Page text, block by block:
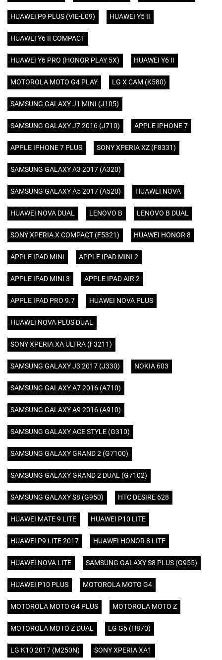
HUAWEI P9 PLUS (VIE-L09) HUAWEI Y5 II
HUAWEI Y6 II COMPACT
HUAWEI Y6 PRO (HONOR PLAY 5X) HUAWEI Y6 II
MOTOROLA MOTO G4 PLAY LG X CAM (K580)
SAMSUNG GALAXY J1 MINI (J105)
SAMSUNG GALAXY J7 2016 (J710) APPLE IPHONE 7
APPLE IPHONE 7 PLUS SONY XPERIA XZ (F8331)
SAMSUNG GALAXY A3 2017 (A320)
SAMSUNG GALAXY A5 2017 (A520) HUAWEI NOVA
HUAWEI NOVA DUAL LENOVO B LENOVO B DUAL
SONY XPERIA X COMPACT (F5321) HUAWEI HONOR 8
APPLE IPAD MINI APPLE IPAD MINI 2
APPLE IPAD MINI 3 APPLE IPAD AIR 2
APPLE IPAD PRO 9.7 HUAWEI NOVA PLUS
HUAWEI NOVA PLUS DUAL
SONY XPERIA XA ULTRA (F3211)
SAMSUNG GALAXY J3 2017 (J330) NOKIA 603
SAMSUNG GALAXY A7 2016 (A710)
SAMSUNG GALAXY A9 2016 (A910)
SAMSUNG GALAXY ACE STYLE (G310)
SAMSUNG GALAXY GRAND 2 (G7100)
SAMSUNG GALAXY GRAND 2 DUAL (G7102)
SAMSUNG GALAXY S8 (G950) HTC DESIRE 628
HUAWEI MATE 9 LITE HUAWEI P10 LITE
HUAWEI P9 LITE 2017 HUAWEI HONOR 8 LITE
HUAWEI NOVA LITE SAMSUNG GALAXY S8 PLUS (G955)
HUAWEI P10 PLUS MOTOROLA MOTO G4
MOTOROLA MOTO G4 PLUS MOTOROLA MOTO Z
MOTOROLA MOTO Z DUAL LG G6 (H870)
LG K10 2017 (M250N) SONY XPERIA XA1